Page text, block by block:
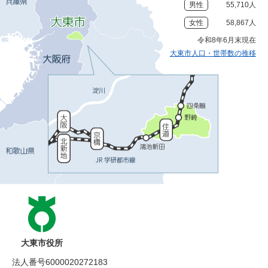
男性 55,710人
女性 58,867人
令和8年6月末現在
大東市人口・世帯数の推移
大東市役所
法人番号6000020272183